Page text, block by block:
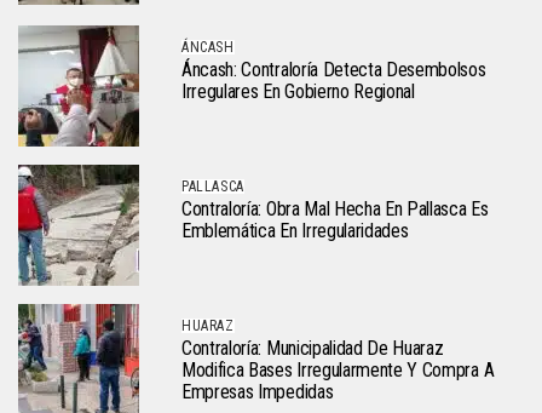
ÁNCASH
Áncash: Contraloría Detecta Desembolsos
Irregulares En Gobierno Regional
PALLASCA
Contraloría: Obra Mal Hecha En Pallasca Es
Emblemática En Irregularidades
HUARAZ
Contraloría: Municipalidad De Huaraz
Modifica Bases Irregularmente Y Compra A
Empresas Impedidas